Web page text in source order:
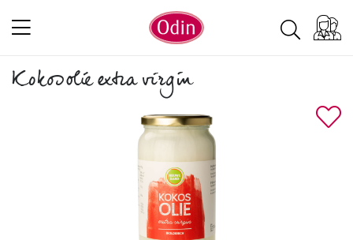
Kokosolie extra virgin